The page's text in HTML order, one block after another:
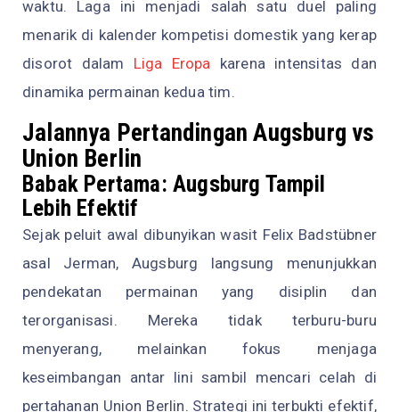
waktu. Laga ini menjadi salah satu duel paling
menarik di kalender kompetisi domestik yang kerap
disorot dalam Liga Eropa karena intensitas dan
dinamika permainan kedua tim.
Jalannya Pertandingan Augsburg vs
Union Berlin
Babak Pertama: Augsburg Tampil
Lebih Efektif
Sejak peluit awal dibunyikan wasit Felix Badstübner
asal Jerman, Augsburg langsung menunjukkan
pendekatan permainan yang disiplin dan
terorganisasi. Mereka tidak terburu-buru
menyerang, melainkan fokus menjaga
keseimbangan antar lini sambil mencari celah di
pertahanan Union Berlin. Strategi ini terbukti efektif,